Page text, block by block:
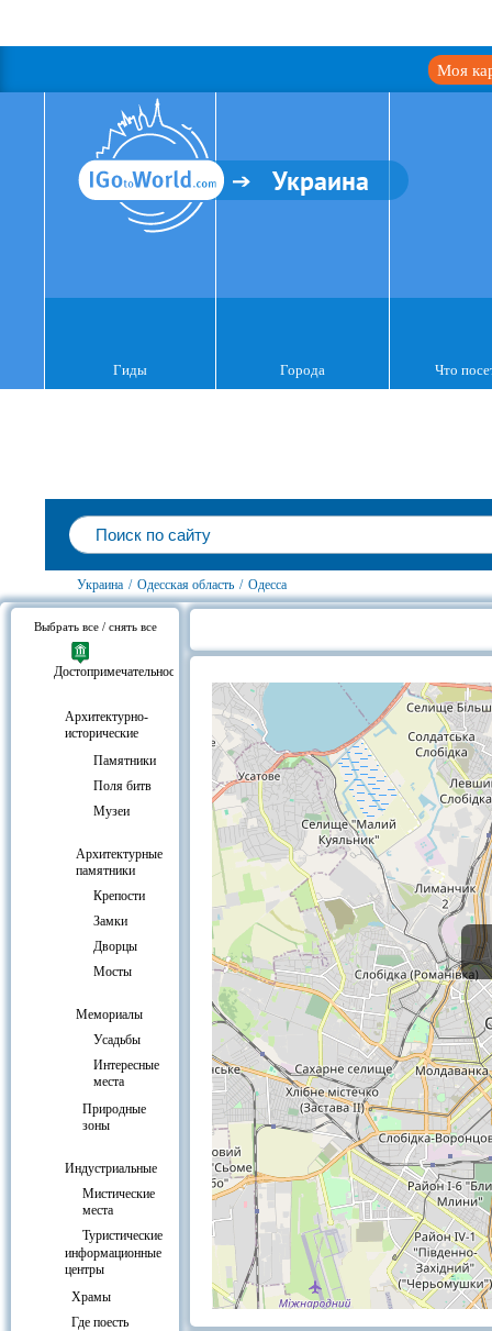
Моя
Украина
Гиды Города Что
Украина / Одесская область / Одесса
Выбрать все / снять все
Достопримечательности
Архитектурно-
исторические
Памятники
Поля битв
Музеи
Архитектурные
памятники
Крепости
Замки
Дворцы
Мосты
Мемориалы
Усадьбы
Интересные
места
Природные
зоны
Индустриальные
Мистические
места
Туристические
информационные
центры
Храмы
Где поесть